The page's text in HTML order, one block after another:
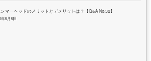
マーヘッドのメリットとデメリットは？【Q&A No.32】
年8月8日